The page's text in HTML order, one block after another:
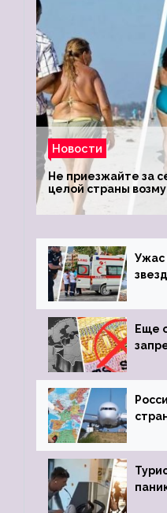
Новости
Не приезжайте за
целой страны
туристки массово
обзавестись
Ужас
Еще
виз